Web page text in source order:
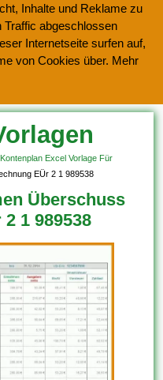
Inhalte und Reklame zu
Traffic abgeschlossen
Internetseite surfen auf,
von Cookies über. Mehr
Excel Vorlage Für
EÜr 2 1 989538
Überschuss
1 989538